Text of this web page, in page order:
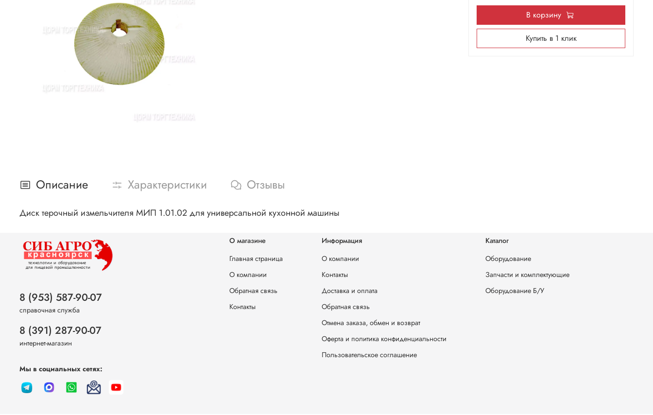
В корзину
Купить в 1 клик
Описание Характеристики Отзывы
Диск терочный измельчителя МИП 1.01.02 для универсальной кухонной машины
О магазине
Главная страница
О компании
Обратная связь
Контакты
Информация
О компании
Контакты
Доставка и оплата
Обратная связь
Отмена заказа, обмен и возврат
Оферта и политика конфиденциальности
Пользовательское соглашение
Каталог
Оборудование
Запчасти и комплектующие
Оборудование Б/У
8 (953) 587-90-07
справочная служба
8 (391) 287-90-07
интернет-магазин
Мы в социальных сетях: